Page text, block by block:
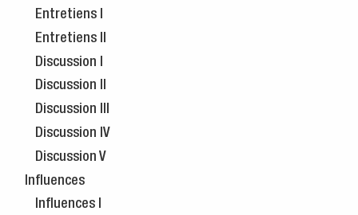
Entretiens I
Entretiens II
Discussion I
Discussion II
Discussion III
Discussion IV
Discussion V
Influences
Influences I